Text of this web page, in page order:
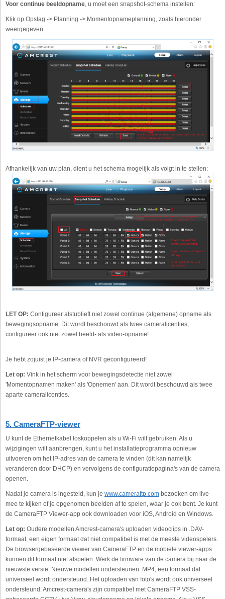
Voor continue beeldopname, u moet een snapshot-schema instellen:
Klik op Opslag -> Planning -> Momentopnameplanning, zoals hieronder
weergegeven:
Afhankelijk van uw plan, dient u het schema mogelijk als volgt in te stellen:
LET OP: Configureer alstublieft niet zowel continue (algemene) opname als
bewegingsopname. Dit wordt beschouwd als twee cameralicenties;
configureer ook niet zowel beeld- als video-opname!
Je hebt zojuist je IP-camera of NVR geconfigureerd!
Let op: Vink in het scherm voor bewegingsdetectie niet zowel
'Momentopnamen maken' als 'Opnemen' aan. Dit wordt beschouwd als twee
aparte cameralicenties.
5. CameraFTP-viewer
U kunt de Ethernetkabel loskoppelen als u Wi-Fi wilt gebruiken. Als u
wijzigingen wilt aanbrengen, kunt u het installatieprogramma opnieuw
uitvoeren om het IP-adres van de camera te vinden (dit kan namelijk
veranderen door DHCP) en vervolgens de configuratiepagina's van de camera
openen.
Nadat je camera is ingesteld, kun je www.cameraftp.com bezoeken om live
mee te kijken of je opgenomen beelden af te spelen, waar je ook bent. Je kunt
de CameraFTP Viewer-app ook downloaden voor iOS, Android en Windows.
Let op: Oudere modellen Amcrest-camera's uploaden videoclips in .DAV-
formaat, een eigen formaat dat niet compatibel is met de meeste videospelers.
De browsergebaseerde viewer van CameraFTP en de mobiele viewer-apps
kunnen dit formaat niet afspelen. Werk de firmware van de camera bij naar de
nieuwste versie. Nieuwe modellen ondersteunen .MP4, een formaat dat
universeel wordt ondersteund. Het uploaden van foto's wordt ook universeel
ondersteund. Amcrest-camera's zijn compatibel met CameraFTP VSS-